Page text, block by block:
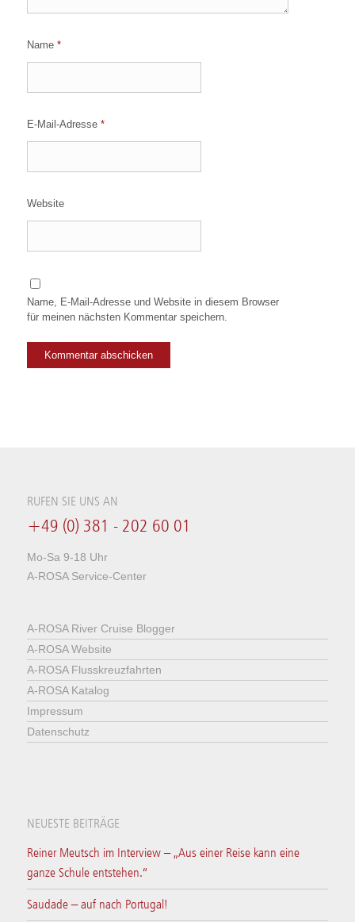
Name *
E-Mail-Adresse *
Website
Name, E-Mail-Adresse und Website in diesem Browser
für meinen nächsten Kommentar speichern.
RUFEN SIE UNS AN
+49 (0) 381 - 202 60 01
Mo-Sa 9-18 Uhr
A-ROSA Service-Center
A-ROSA River Cruise Blogger
A-ROSA Website
A-ROSA Flusskreuzfahrten
A-ROSA Katalog
Impressum
Datenschutz
NEUESTE BEITRÄGE
Reiner Meutsch im Interview – „Aus einer Reise kann eine
ganze Schule entstehen.“
Saudade – auf nach Portugal!